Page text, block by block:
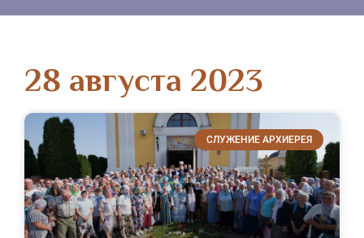
28 августа 2023
СЛУЖЕНИЕ АРХИЕРЕЯ